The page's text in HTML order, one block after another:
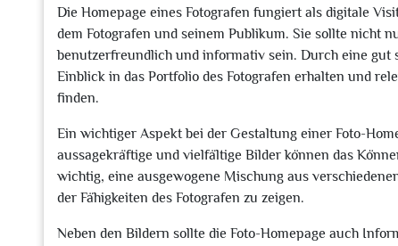
Die Homepage eines Fotografen fungiert als digitale
dem Fotografen und seinem Publikum. Sie sollte nicht
benutzerfreundlich und informativ sein. Durch eine
Einblick in das Portfolio des Fotografen erhalten und
finden.
Ein wichtiger Aspekt bei der Gestaltung einer Foto-
aussagekräftige und vielfältige Bilder können das
wichtig, eine ausgewogene Mischung aus
der Fähigkeiten des Fotografen zu zeigen.
Neben den Bildern sollte die Foto-Homepage auch